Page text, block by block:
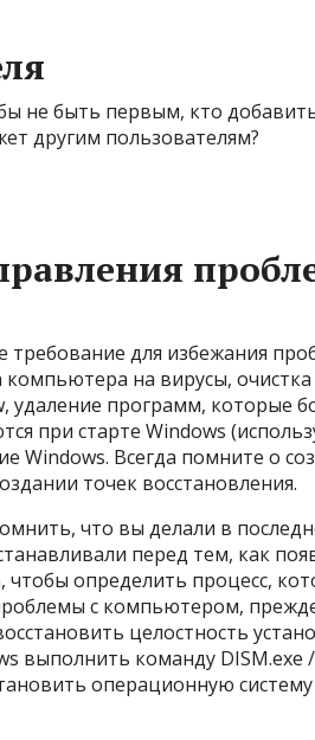
не быть первым, кто
другим пользователям?
для избежания
компьютера на вирусы, очистка
удаление программ, которые
при старте Windows
Windows. Всегда помните о
точек восстановления.
что вы делали в
перед тем, как
определить процесс,
с компьютером,
целостность
выполнить команду DISM.exe
операционную систему